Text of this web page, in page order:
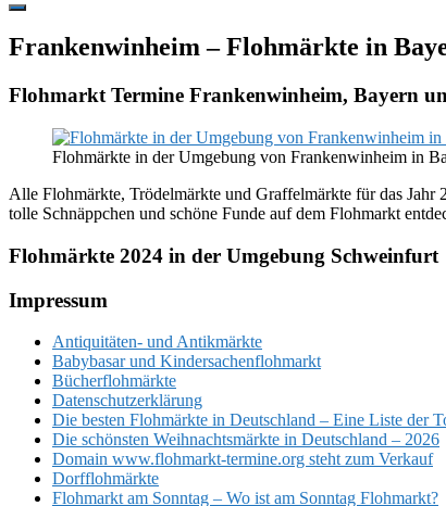
Hide
Content
Frankenwinheim – Flohmärkte in
Flohmarkt Termine Frankenwinheim, Bayern
Flohmärkte in der Umgebung von Frankenwinheim in
Alle Flohmärkte, Trödelmärkte und Graffelmärkte für das
tolle Schnäppchen und schöne Funde auf dem Flohmarkt
Flohmärkte 2024 in der Umgebung Schweinfurt
Footer
Impressum
Antiquitäten- und Antikmärkte
Babybasar und Kindersachenflohmarkt
Bücherflohmärkte
Datenschutzerklärung
Die besten Flohmärkte in Deutschland – Eine Liste der
Die schönsten Weihnachtsmärkte in Deutschland – 2026
Domain www.flohmarkt-termine.org steht zum Verkauf
Dorfflohmärkte
Flohmarkt am Sonntag – Wo ist am Sonntag Flohmarkt?